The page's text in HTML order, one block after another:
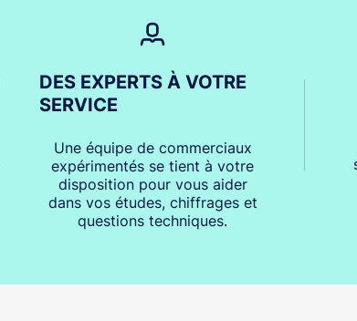
DES EXPERTS À VOTRE
SERVICE
Une équipe de commerciaux
expérimentés se tient à votre
disposition pour vous aider
dans vos études, chiffrages et
questions techniques.